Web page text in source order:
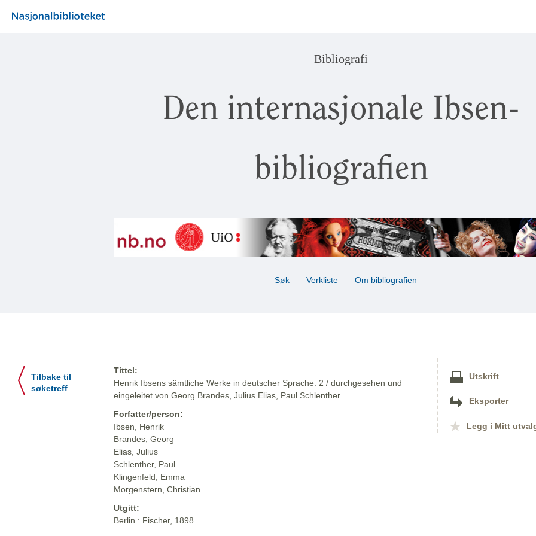
Bibliografi
Den internasjonale Ibsen-
bibliografien
Søk Verkliste Om bibliografien
Tilbake til
søketreff
Tittel:
Henrik Ibsens sämtliche Werke in deutscher Sprache. 2 / durchgesehen und
eingeleitet von Georg Brandes, Julius Elias, Paul Schlenther
Forfatter/person:
Ibsen, Henrik
Brandes, Georg
Elias, Julius
Schlenther, Paul
Klingenfeld, Emma
Morgenstern, Christian
Utgitt:
Berlin : Fischer, 1898
Utskrift
Eksporter
Legg i Mitt